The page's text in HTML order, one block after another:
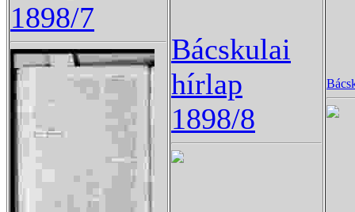
1898/7
Bácskulai
hírlap
1898/8